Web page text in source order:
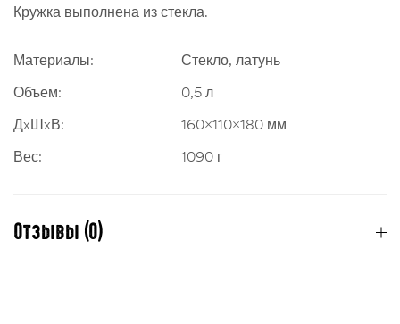
Кружка выполнена из стекла.
Материалы:
Стекло, латунь
Объем:
0,5 л
ДxШxВ:
160x110x180 мм
Вес:
1090 г
Отзывы (0)